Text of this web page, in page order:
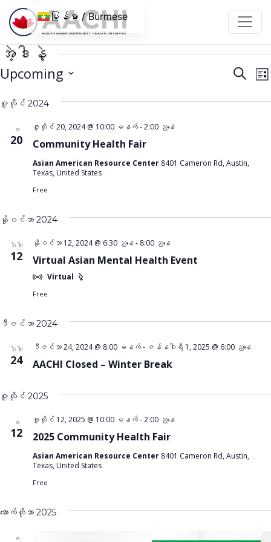
အကြောင်းအရာသို့ ကျော်သွားပါ။
အဲ့ဒါနဲ့
အဲ့
ကြည့်
လမ်
ရှာ
စာ
Upcoming
ကို
ပါ။
ဇူလိုင် 2024
စ
20 Community Health Fair
ဇူလိုင် 20, 2024 @ 10:00 မနက်-2:00 ညနေ
Asian American Resource Center 8401 Cameron Rd, Austin,
Texas, United States
Free
နိုဝင်ဘာ 2024
ဂါဂါ
12 Virtual Asian Mental Health Event
နိုဝင်ဘာ 12, 2024 @ 6:30 ညနေ- 8:00 ညနေ
Virtual ပွဲ
Free
ဒီဇင်ဘာ 2024
ဂါဂါ
24 AACHI Closed – Winter Break
ဒီဇင်ဘာ 24, 2024 @ 8:00 မနက်- ဇန်နဝါရီ 1, 2025 @ 6:00 ညနေ
ဇူလိုင် 2025
စ
12 2025 Community Health Fair
ဇူလိုင် 12, 2025 @ 10:00 မနက်-2:00 ညနေ
Asian American Resource Center 8401 Cameron Rd, Austin,
Texas, United States
Free
အောက်တိုဘာ 2025
စ
မြန်မာ / Burmese